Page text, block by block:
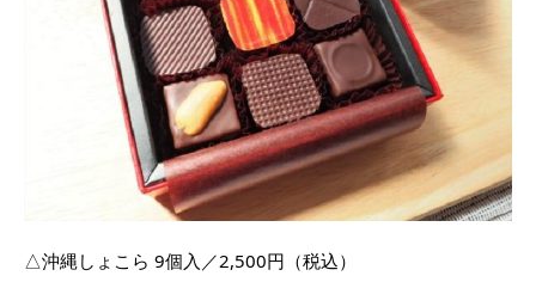
△沖縄しょこら 9個入／2,500円（税込）